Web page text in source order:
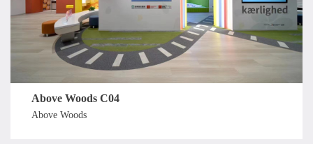
Above Woods C04
Above Woods